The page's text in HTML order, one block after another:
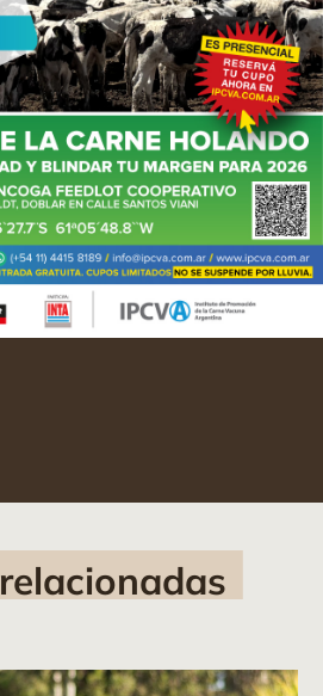
relacionadas